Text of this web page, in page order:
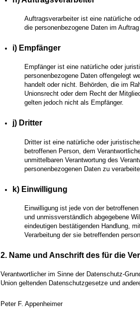
Auftragsverarbeiter ist eine natürliche
die personenbezogene Daten im
i) Empfänger
Empfänger ist eine natürliche oder
personenbezogene Daten offengelegt
handelt oder nicht. Behörden, die im
Unionsrecht oder dem Recht der
gelten jedoch nicht als Empfänger.
j) Dritter
Dritter ist eine natürliche oder
betroffenen Person, dem
unmittelbaren Verantwortung des
personenbezogenen Daten zu
k) Einwilligung
Einwilligung ist jede von der
und unmissverständlich abgegebene
eindeutigen bestätigenden Handlung,
Verarbeitung der sie betreffenden
2. Name und Anschrift des für die
Verantwortlicher im Sinne der Datenschutz-
Union geltenden Datenschutzgesetze und
Peter F. Appenheimer